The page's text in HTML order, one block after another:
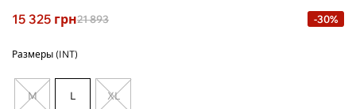
15 325 грн21 893 -30%
Размеры (INT)
M L XL